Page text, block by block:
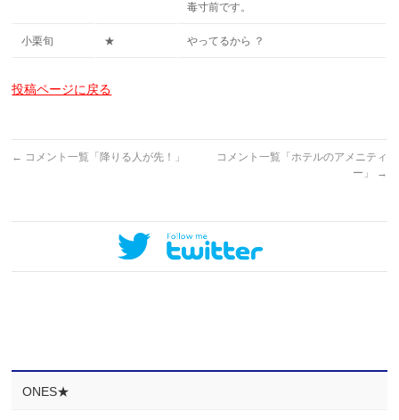
毒寸前です。
小栗旬 ★ やってるから ？
投稿ページに戻る
← コメント一覧「降りる人が先！」
コメント一覧「ホテルのアメニティ
ー」
→
ONES★